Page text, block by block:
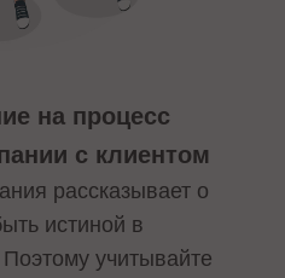
на процесс
с клиентом
рассказывает о
истиной в
учитывайте